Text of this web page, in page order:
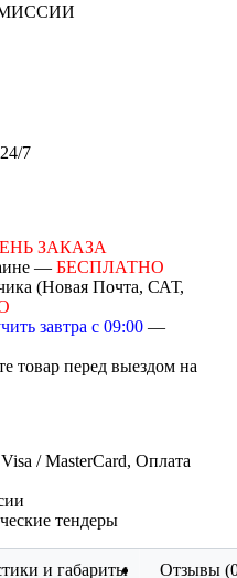
7
ЗАКАЗА
— БЕСПЛАТНО
(Новая Почта, САТ,
завтра с 09:00 —
перед выездом на
/ MasterCard, Оплата
тендеры
и габариты Отзывы